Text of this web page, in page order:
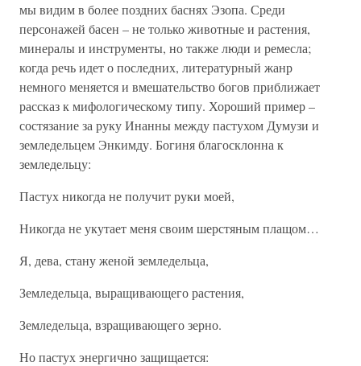
мы видим в более поздних баснях Эзопа. Среди
персонажей басен – не только животные и растения,
минералы и инструменты, но также люди и ремесла;
когда речь идет о последних, литературный жанр
немного меняется и вмешательство богов приближает
рассказ к мифологическому типу. Хороший пример –
состязание за руку Инанны между пастухом Думузи и
земледельцем Энкимду. Богиня благосклонна к
земледельцу:
Пастух никогда не получит руки моей,
Никогда не укутает меня своим шерстяным плащом…
Я, дева, стану женой земледельца,
Земледельца, выращивающего растения,
Земледельца, взращивающего зерно.
Но пастух энергично защищается: